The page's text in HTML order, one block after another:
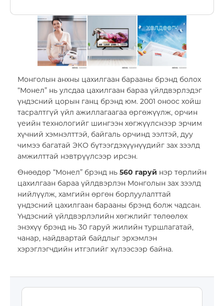
БИЗНЕСҮҮД
Банк, санхүү
Борлуулалт үйлчилгээ
Монголын анхны цахилгаан барааны брэнд болох
“Монел” нь улсдаа цахилгаан бараа үйлдвэрлэдэг
үндэсний цорын ганц брэнд юм. 2001 оноос хойш
тасралтгүй үйл ажиллагаагаа өргөжүүлж, орчин
үеийн технологийг шингээн хөгжүүлснээр эрчим
хүчний хэмнэлттэй, байгаль орчинд ээлтэй, дуу
чимээ багатай ЭКО бүтээгдэхүүнүүдийг зах зээлд
амжилттай нэвтрүүлсээр ирсэн.
Өнөөдөр “Монел” брэнд нь 560 гаруй нэр төрлийн
цахилгаан бараа үйлдвэрлэн Монголын зах зээлд
нийлүүлж, хамгийн өргөн борлуулалттай
үндэсний цахилгаан барааны брэнд болж чадсан.
Үндэсний үйлдвэрлэлийн хөгжлийг төлөөлөх
энэхүү брэнд нь 30 гаруй жилийн туршлагатай,
чанар, найдвартай байдлыг эрхэмлэн
хэрэглэгчдийн итгэлийг хүлээсээр байна.